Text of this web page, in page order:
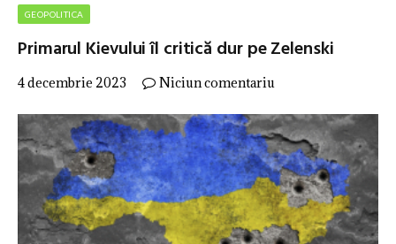
GEOPOLITICA
Primarul Kievului îl critică dur pe Zelenski
4 decembrie 2023 Niciun comentariu